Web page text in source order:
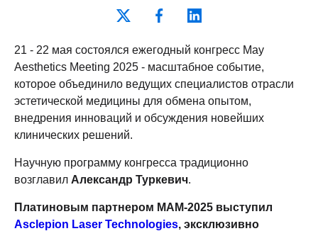
21 - 22 мая состоялся ежегодный конгресс May
Aesthetics Meeting 2025 - масштабное событие,
которое объединило ведущих специалистов отрасли
эстетической медицины для обмена опытом,
внедрения инноваций и обсуждения новейших
клинических решений.
Научную программу конгресса традиционно
возглавил Александр Туркевич.
Платиновым партнером MAM-2025 выступил
Asclepion Laser Technologies, эксклюзивно